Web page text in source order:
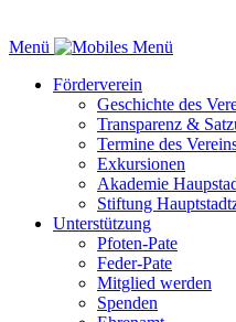
Menü
Förderverein
Geschichte des
Transparenz &
Termine des
Exkursionen
Akademie
Stiftung
Unterstützung
Pfoten-Pate
Feder-Pate
Mitglied werden
Spenden